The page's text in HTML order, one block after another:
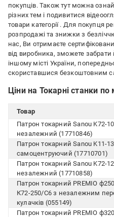
покупців. Також тут можна
різних тем і подивитися
товари категорії . Для покупця
розпродажі та знижки з
нас, Ви отримаєте
від виробника, зможете забрати
іншому місті України,
скориставшися безкоштовним
Ціни на Токарні станки по
Товар
Патрон токарний Sanou K72-
незалежний (17710846)
Патрон токарний Sanou K11-
самоцентруючий (17710701)
Патрон токарний Sanou K72-
незалежний (17710858)
Патрон токарний PREMIO
К72-250/С6 з незалежним
кулачків (055149)
Патрон токарний PREMIO